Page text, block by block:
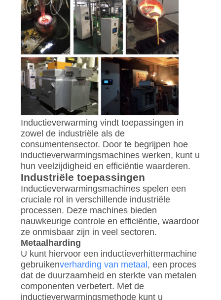
Inductieverwarming vindt toepassingen in
zowel de industriële als de
consumentensector. Door te begrijpen hoe
inductieverwarmingsmachines werken, kunt u
hun veelzijdigheid en efficiëntie waarderen.
Industriële toepassingen
Inductieverwarmingsmachines spelen een
cruciale rol in verschillende industriële
processen. Deze machines bieden
nauwkeurige controle en efficiëntie, waardoor
ze onmisbaar zijn in veel sectoren.
Metaalharding
U kunt hiervoor een inductieverhittermachine
gebruikenverharding van metaal, een proces
dat de duurzaamheid en sterkte van metalen
componenten verbetert. Met de
inductieverwarmingsmethode kunt u